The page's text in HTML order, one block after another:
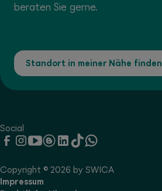
beraten Sie gerne.
Standort in meiner Nähe finden
Social
Copyright © 2026 by SWICA
Impressum